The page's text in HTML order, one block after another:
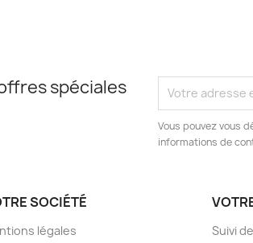
spéciales
Vous pouvez vous
informations de
SOCIÉTÉ
légales Suivi